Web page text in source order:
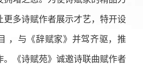
更多诗赋作者展示才艺，特开设
，与《辞赋家》并驾齐驱，推
。《诗赋苑》诚邀诗联曲赋作者